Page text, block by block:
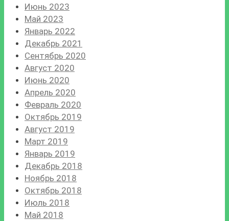
Июнь 2023
Май 2023
Январь 2022
Декабрь 2021
Сентябрь 2020
Август 2020
Июнь 2020
Апрель 2020
Февраль 2020
Октябрь 2019
Август 2019
Март 2019
Январь 2019
Декабрь 2018
Ноябрь 2018
Октябрь 2018
Июль 2018
Май 2018